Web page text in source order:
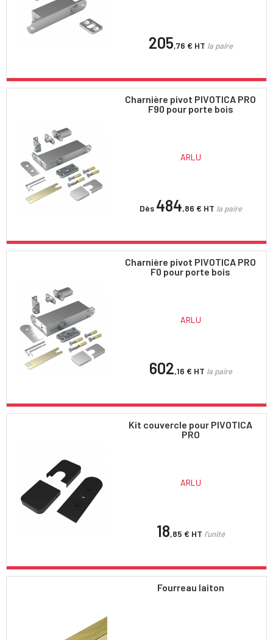
205,76 € HT la paire
Charnière pivot PIVOTICA PRO
F90 pour porte bois
ARLU
Dès 484,86 € HT la paire
Charnière pivot PIVOTICA PRO
F0 pour porte bois
ARLU
602,16 € HT la paire
Kit couvercle pour PIVOTICA
PRO
ARLU
18,85 € HT l'unité
Fourreau laiton